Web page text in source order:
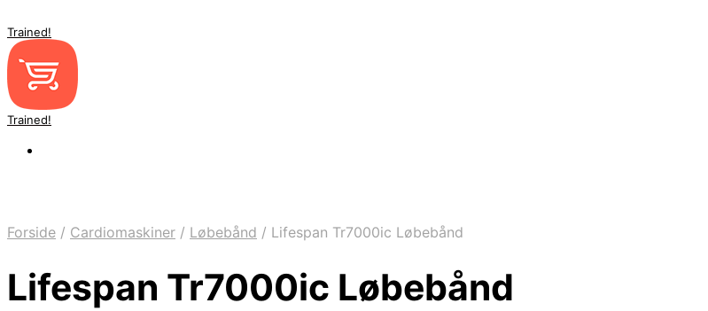
Trained!
Trained!
Forside / Cardiomaskiner / Løbebånd / Lifespan Tr7000ic Løbebånd
Lifespan Tr7000ic Løbebånd